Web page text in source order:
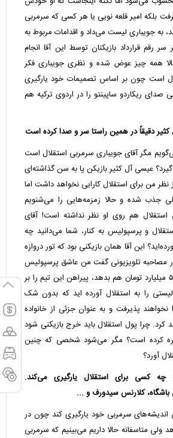
بلکه امیر قلعه نویی یا هر کسی که سرمربی
جویباری لیست می‌داد و اقدامات مربوط به
رقم قرارداد بازیکنان توسط این آقا انجام
همه چیز عوض شده و نظری جویباری فکر
است چون بر اساس تصمیمات خود یارگیری
صدای ریکاردو ساپینتو را در اردوی ترکیه هم
دقیقاً در همین راستا سر و صدا کرده است
مگر آقای جویباری سرمربی استقلال است
عیسی آل کثیر بازیکن پا به سن گذاشته‌ای
من برای استقلال کارایی نخواهد داشت اما
جذب شده و حالا زمزمه‌هایی را می‌شنویم
استقلال هم روی او نظر نداشته است! آقای
و پرسپولیس به کنار، شما می‌دانید چه
این آقا همان بازیکنی بود که تور دروازه
در مصاحبه تلویزیونی گفت من عاشق پرسپولیس
هستم و اگر استقلال ۵۰ میلیارد تومان هم بدهد، پیراهن این تیم را بر
را به استقلال آورده اید که بدون شک
نخواهند پذیرفت و به عنوان جزئی از خانواده
کرد. چرا پول استقلال باید خرج بازیکنی شود
پاره کرده است؟ مگر می‌شود شخصی که چنین
آورد؟
کسی برای استقلال یارگیری می‌کند.
باشگاه، کلارنس سیدورف و ...
اندیشه‌های سرمربی خود یارگیری کند چون در
ولی متاسفانه حالا داریم می‌بینیم که سرمربی